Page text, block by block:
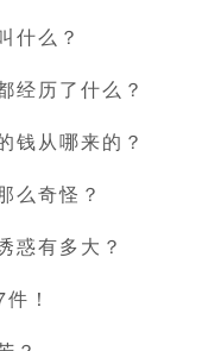
什么？
经历了什么？
钱从哪来的？
么奇怪？
惑有多大？
！